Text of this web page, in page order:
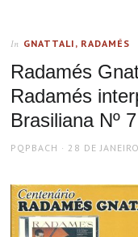
In GNATTALI, RADAMÉS
Radamés
Radamés
Brasiliana Nº
AUTHOR
PQPBACH
POSTED
28 DE